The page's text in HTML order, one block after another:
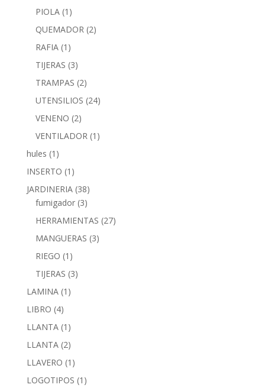
PIOLA (1)
QUEMADOR (2)
RAFIA (1)
TIJERAS (3)
TRAMPAS (2)
UTENSILIOS (24)
VENENO (2)
VENTILADOR (1)
hules (1)
INSERTO (1)
JARDINERIA (38)
fumigador (3)
HERRAMIENTAS (27)
MANGUERAS (3)
RIEGO (1)
TIJERAS (3)
LAMINA (1)
LIBRO (4)
LLANTA (1)
LLANTA (2)
LLAVERO (1)
LOGOTIPOS (1)